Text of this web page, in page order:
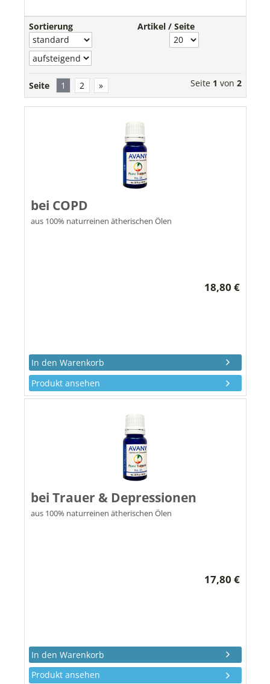
Sortierung Artikel / Seite
Seite 1 2 » Seite 1 von 2
bei COPD
aus 100% naturreinen ätherischen Ölen
18,80 €
Produkt ansehen
bei Trauer & Depressionen
aus 100% naturreinen ätherischen Ölen
17,80 €
Produkt ansehen